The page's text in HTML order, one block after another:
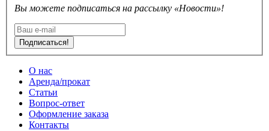
Вы можете подписаться на рассылку «Новости»!
Подписаться!
О нас
Аренда/прокат
Статьи
Вопрос-ответ
Оформление заказа
Контакты